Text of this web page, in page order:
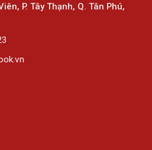
P. Tây Thạnh, Q. Tân Phú,